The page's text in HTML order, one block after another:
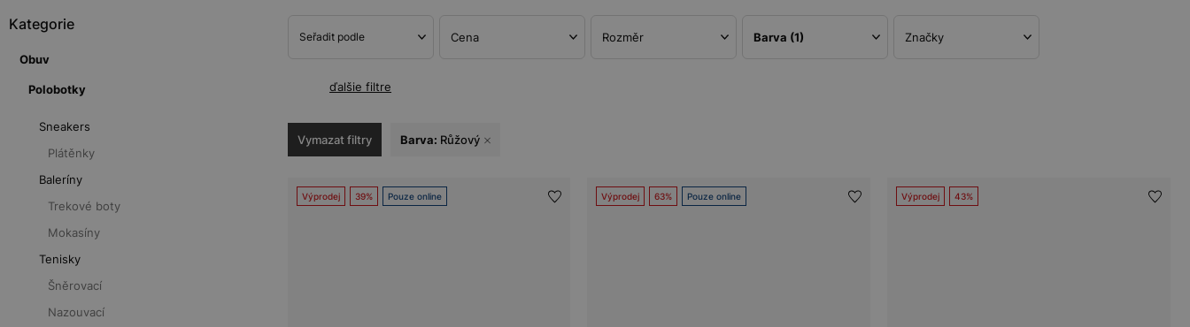
Kategorie
Obuv
Polobotky
Sneakers
Plátěnky
Baleríny
Trekové boty
Mokasíny
Tenisky
Šněrovací
Nazouvací
Seřadit podle Cena Rozměr Barva (1) Značky
ďalšie filtre
Vymazat filtry Barva: Růžový
Výprodej 39% Pouze online Výprodej 63% Pouze online Výprodej 43%